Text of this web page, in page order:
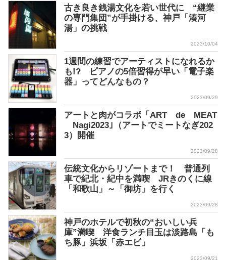
古き良き銭湯文化を若い世代に “継業
の専門集団”が手掛ける、神戸「湊河
湯」の挑戦
2023/10/04
1週間の練習でアーティストになれるか
も!? ピアノの5倍習得が早い「電子楽
器」ってどんなもの？
2023/09/29
アートと肉がコラボ「ART de MEAT
Nagi2023｣（アートでミートなぎ202
3）開催
2023/09/28
伝統文化からリゾートまで！ 普通列
車で紀北・紀中を満喫 JRきのくに線
「和歌山」～「御坊」を行く
2023/09/28
神戸のホテルで初秋の“おいしい兵
庫”満喫 洋食ランチ目玉は淡路島「も
ち豚」浜坂「赤エビ」
2023/09/21